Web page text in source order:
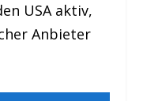
USA aktiv,
Anbieter